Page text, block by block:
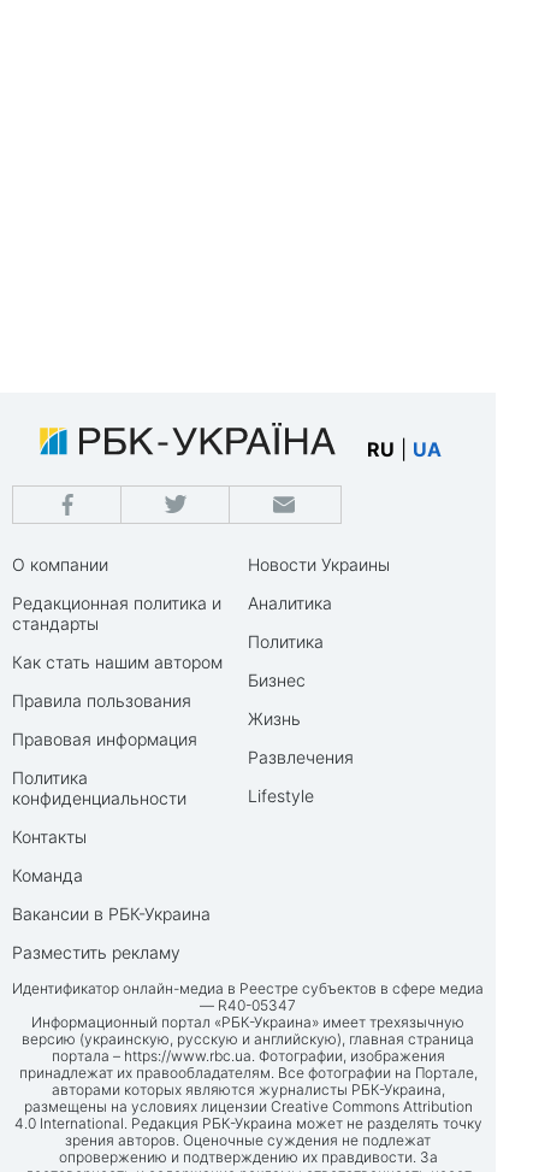
RU UA
О компании
Редакционная политика и
стандарты
Как стать нашим автором
Правила пользования
Правовая информация
Политика
конфиденциальности
Контакты
Команда
Вакансии в РБК-Украина
Разместить рекламу
Новости Украины
Аналитика
Политика
Бизнес
Жизнь
Развлечения
Lifestyle
Идентификатор онлайн-медиа в Реестре субъектов в сфере медиа
— R40-05347
Информационный портал «РБК-Украина» имеет трехязычную
версию (украинскую, русскую и английскую), главная страница
портала – https://www.rbc.ua. Фотографии, изображения
принадлежат их правообладателям. Все фотографии на Портале,
авторами которых являются журналисты РБК-Украина,
размещены на условиях лицензии Creative Commons Attribution
4.0 International. Редакция РБК-Украина может не разделять точку
зрения авторов. Оценочные суждения не подлежат
опровержению и подтверждению их правдивости. За